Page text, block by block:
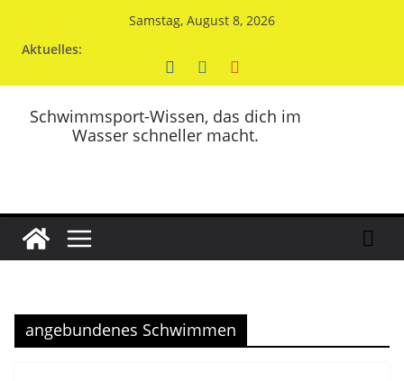
Samstag, August 8, 2026
Aktuelles:
Schwimmsport-Wissen, das dich im
Wasser schneller macht.
angebundenes Schwimmen